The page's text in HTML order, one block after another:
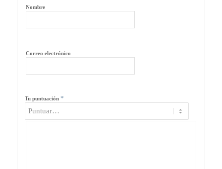
Nombre
Correo electrónico
Tu puntuación *